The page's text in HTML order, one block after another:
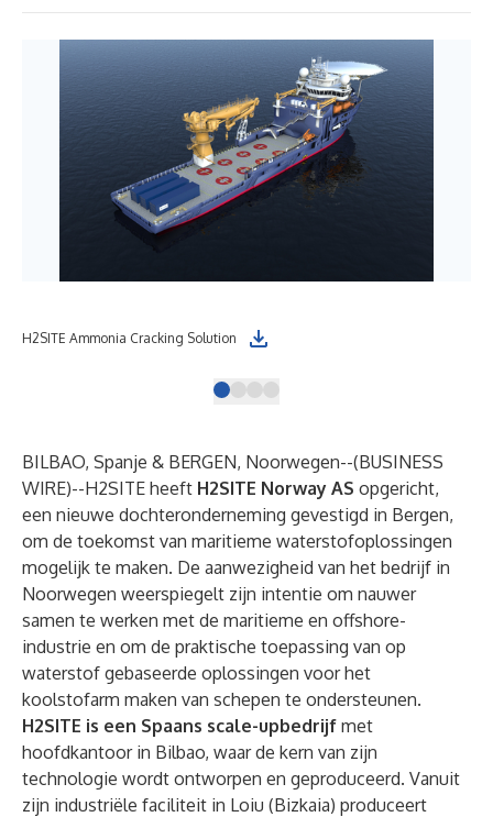
H2SITE Ammonia Cracking Solution
BILBAO, Spanje & BERGEN, Noorwegen--(BUSINESS
WIRE)--H2SITE heeft H2SITE Norway AS opgericht,
een nieuwe dochteronderneming gevestigd in Bergen,
om de toekomst van maritieme waterstofoplossingen
mogelijk te maken. De aanwezigheid van het bedrijf in
Noorwegen weerspiegelt zijn intentie om nauwer
samen te werken met de maritieme en offshore-
industrie en om de praktische toepassing van op
waterstof gebaseerde oplossingen voor het
koolstofarm maken van schepen te ondersteunen.
H2SITE is een Spaans scale-upbedrijf met
hoofdkantoor in Bilbao, waar de kern van zijn
technologie wordt ontworpen en geproduceerd. Vanuit
zijn industriële faciliteit in Loiu (Bizkaia) produceert